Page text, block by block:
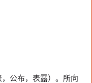
公布，表露）。所向